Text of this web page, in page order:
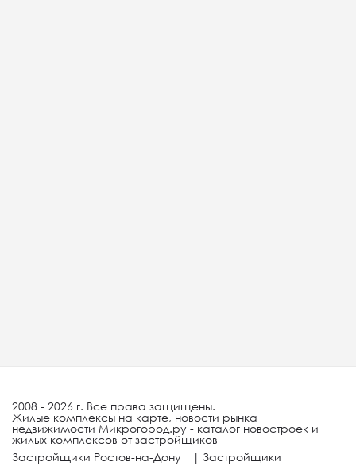
2008 - 2026 г. Все права защищены.
Жилые комплексы на карте, новости рынка
недвижимости Микрогород.ру - каталог новостроек и
жилых комплексов от застройщиков
Застройщики Ростов-на-Дону
| Застройщики